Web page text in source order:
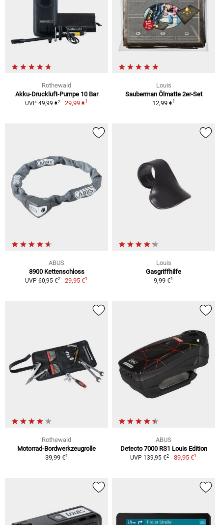
Rothewald
Akku-Druckluft-Pumpe 10 Bar
UVP 49,99 €2 29,99 €1
Louis
Sauberman Ölmatte 2er-Set
12,99 €1
ABUS
8900 Kettenschloss
UVP 60,95 €2 29,95 €1
Louis
Gasgriffhilfe
9,99 €1
Rothewald
Motorrad-Bordwerkzeugrolle
39,99 €1
ABUS
Detecto 7000 RS1 Louis Edition
UVP 139,95 €2 89,95 €1